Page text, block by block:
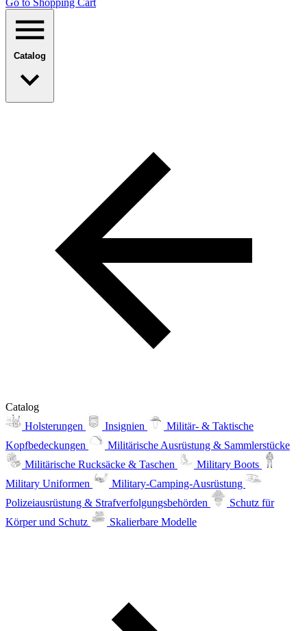
Go to Shopping Сart
Catalog
Catalog
Holsterungen
Insignien
Militär- & Taktische
Kopfbedeckungen
Militärische Ausrüstung & Sammlerstücke
Militärische Rucksäcke & Taschen
Military Boots
Military Uniformen
Military-Camping-Ausrüstung
Polizeiausrüstung & Strafverfolgungsbehörden
Schutz für
Körper und Schutz
Skalierbare Modelle